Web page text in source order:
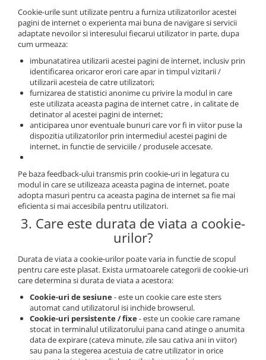
Cookie-urile sunt utilizate pentru a furniza utilizatorilor acestei
pagini de internet o experienta mai buna de navigare si servicii
adaptate nevoilor si interesului fiecarui utilizator in parte, dupa
cum urmeaza:
imbunatatirea utilizarii acestei pagini de internet, inclusiv prin
identificarea oricaror erori care apar in timpul vizitarii /
utilizarii acesteia de catre utilizatori;
furnizarea de statistici anonime cu privire la modul in care
este utilizata aceasta pagina de internet catre , in calitate de
detinator al acestei pagini de internet;
anticiparea unor eventuale bunuri care vor fi in viitor puse la
dispozitia utilizatorilor prin intermediul acestei pagini de
internet, in functie de serviciile / produsele accesate.
Pe baza feedback-ului transmis prin cookie-uri in legatura cu
modul in care se utilizeaza aceasta pagina de internet, poate
adopta masuri pentru ca aceasta pagina de internet sa fie mai
eficienta si mai accesibila pentru utilizatori.
3. Care este durata de viata a cookie-
urilor?
Durata de viata a cookie-urilor poate varia in functie de scopul
pentru care este plasat. Exista urmatoarele categorii de cookie-uri
care determina si durata de viata a acestora:
Cookie-uri de sesiune- este un cookie care este sters
automat cand utilizatorul isi inchide browserul.
Cookie-uri persistente / fixe- este un cookie care ramane
stocat in terminalul utilizatorului pana cand atinge o anumita
data de expirare (cateva minute, zile sau cativa ani in viitor)
sau pana la stegerea acestuia de catre utilizator in orice